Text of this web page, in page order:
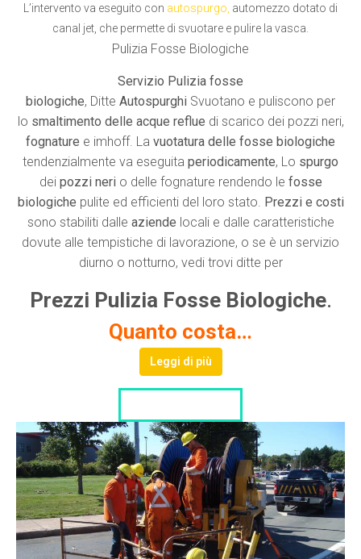
L’intervento va eseguito con autospurgo automezzo dotato di
canal jet, che permette di svuotare e pulire la vasca.
Pulizia Fosse Biologiche
Servizio Pulizia fosse
biologiche, Ditte Autospurghi Svuotano e puliscono per
lo smaltimento delle acque reflue di scarico dei pozzi neri,
fognature e imhoff. La vuotatura delle fosse biologiche
tendenzialmente va eseguita periodicamente, Lo spurgo
dei pozzi nerio delle fognature rendendo le fosse
biologiche pulite ed efficienti del loro stato. Prezzi e costi
sono stabiliti dalle aziende locali e dalle caratteristiche
dovute alle tempistiche di lavorazione, o se è un servizio
diurno o notturno, vedi trovi ditte per
Prezzi Pulizia Fosse Biologiche.
Quanto costa…
Leggi di più